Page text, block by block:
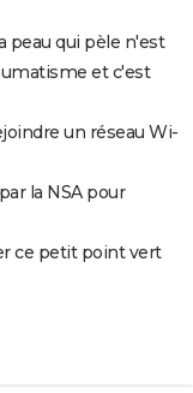
peau qui pèle n'est
et c'est
un réseau Wi-
la NSA pour
ce petit point vert